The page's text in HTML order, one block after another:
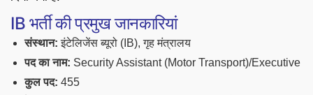
IB भर्ती की प्रमुख जानकारियां
संस्थान: इंटेलिजेंस ब्यूरो (IB), गृह मंत्रालय
पद का नाम: Security Assistant (Motor Transport)/Executive
कुल पद: 455